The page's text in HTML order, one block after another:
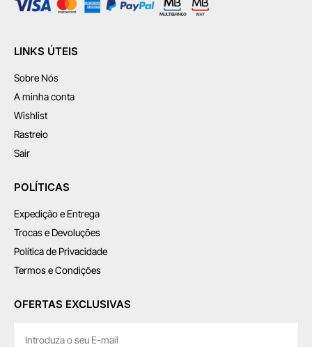
LINKS ÚTEIS
Sobre Nós
A minha conta
Wishlist
Rastreio
Sair
POLÍTICAS
Expedição e Entrega
Trocas e Devoluções
Política de Privacidade
Termos e Condições
OFERTAS EXCLUSIVAS